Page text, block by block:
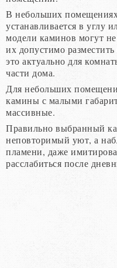
В небольших
устанавливается в углу
модели каминов могут
их допустимо
это актуально для
части дома.
Для небольших
камины с малыми
массивные.
Правильно выбранный
неповторимый уют, а
пламени, даже
расслабиться после